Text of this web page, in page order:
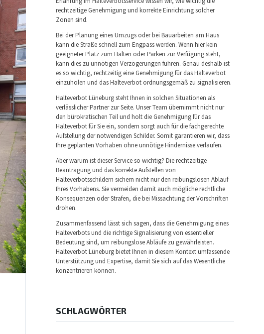
rechtzeitige Genehmigung und korrekte Einrichtung solcher
Zonen sind.
Bei der Planung eines Umzugs oder bei Bauarbeiten am Haus
kann die Straße schnell zum Engpass werden. Wenn hier kein
geeigneter Platz zum Halten oder Parken zur Verfügung steht,
kann dies zu unnötigen Verzögerungen führen. Genau deshalb ist
es so wichtig, rechtzeitig eine Genehmigung für das Halteverbot
einzuholen und das Halteverbot ordnungsgemäß zu signalisieren.
Halteverbot Lüneburg steht Ihnen in solchen Situationen als
verlässlicher Partner zur Seite. Unser Team übernimmt nicht nur
den bürokratischen Teil und holt die Genehmigung für das
Halteverbot für Sie ein, sondern sorgt auch für die fachgerechte
Aufstellung der notwendigen Schilder. Somit garantieren wir, dass
Ihre geplanten Vorhaben ohne unnötige Hindernisse verlaufen.
Aber warum ist dieser Service so wichtig? Die rechtzeitige
Beantragung und das korrekte Aufstellen von
Halteverbotsschildern sichern nicht nur den reibungslosen Ablauf
Ihres Vorhabens. Sie vermeiden damit auch mögliche rechtliche
Konsequenzen oder Strafen, die bei Missachtung der Vorschriften
drohen.
Zusammenfassend lässt sich sagen, dass die Genehmigung eines
Halteverbots und die richtige Signalisierung von essentieller
Bedeutung sind, um reibungslose Abläufe zu gewährleisten.
Halteverbot Lüneburg bietet Ihnen in diesem Kontext umfassende
Unterstützung und Expertise, damit Sie sich auf das Wesentliche
konzentrieren können.
SCHLAGWÖRTER